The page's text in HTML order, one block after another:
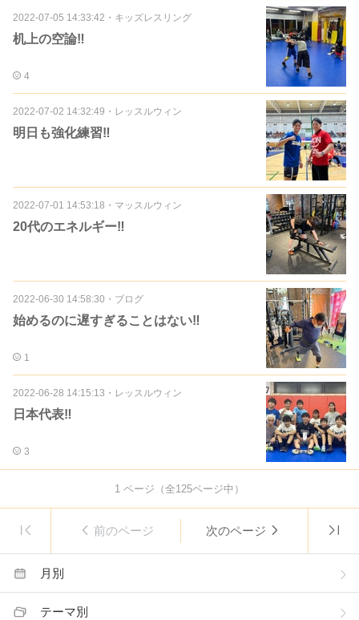
2022-07-05 14:33:42 ・ キッズレスリング
机上の空論‼️
4
2022-07-02 14:32:49 ・ レッスルウィン
明日も強化練習‼️
2022-07-01 14:53:18 ・ マッスルウィン
20代のエネルギー‼️
2022-06-30 14:58:30 ・ ブログ
始めるのに遅すぎることはない‼️
1
2022-06-28 14:15:13 ・ レッスルウィン
日本代表‼️
3
1 ページ（全125ページ中）
前のページ 次のページ
月別
テーマ別